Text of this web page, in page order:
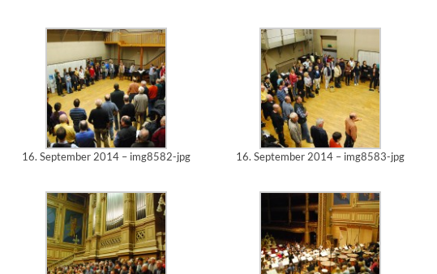
16. September 2014 – img8582-jpg 16. September 2014 – img8583-jpg